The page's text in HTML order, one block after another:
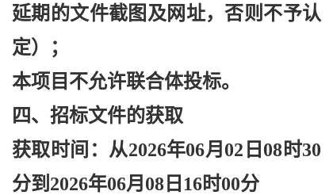
延期的文件截图及网址，否则不予认
定）；
本项目不允许联合体投标。
四、招标文件的获取
获取时间：从2026年06月02日08时30
分到2026年06月08日16时00分